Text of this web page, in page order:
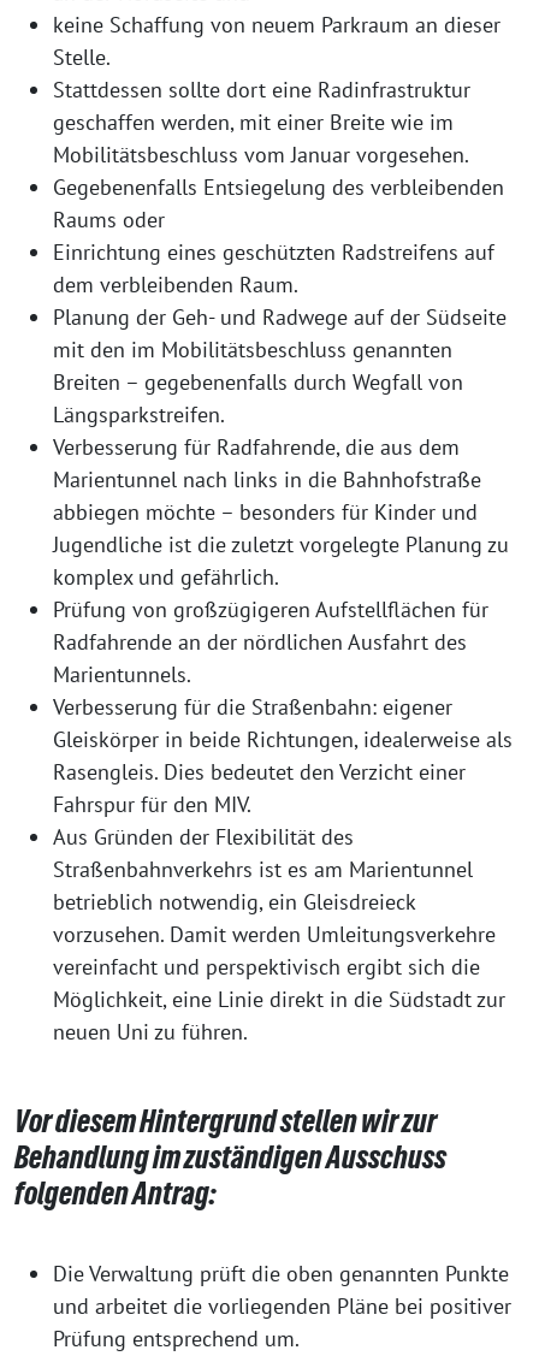
keine Schaffung von neuem Parkraum an dieser
Stelle.
Stattdessen sollte dort eine Radinfrastruktur
geschaffen werden, mit einer Breite wie im
Mobilitätsbeschluss vom Januar vorgesehen.
Gegebenenfalls Entsiegelung des verbleibenden
Raums oder
Einrichtung eines geschützten Radstreifens auf
dem verbleibenden Raum.
Planung der Geh- und Radwege auf der Südseite
mit den im Mobilitätsbeschluss genannten
Breiten – gegebenenfalls durch Wegfall von
Längsparkstreifen.
Verbesserung für Radfahrende, die aus dem
Marientunnel nach links in die Bahnhofstraße
abbiegen möchte – besonders für Kinder und
Jugendliche ist die zuletzt vorgelegte Planung zu
komplex und gefährlich.
Prüfung von großzügigeren Aufstellflächen für
Radfahrende an der nördlichen Ausfahrt des
Marientunnels.
Verbesserung für die Straßenbahn: eigener
Gleiskörper in beide Richtungen, idealerweise als
Rasengleis. Dies bedeutet den Verzicht einer
Fahrspur für den MIV.
Aus Gründen der Flexibilität des
Straßenbahnverkehrs ist es am Marientunnel
betrieblich notwendig, ein Gleisdreieck
vorzusehen. Damit werden Umleitungsverkehre
vereinfacht und perspektivisch ergibt sich die
Möglichkeit, eine Linie direkt in die Südstadt zur
neuen Uni zu führen.
Vor diesem Hintergrund stellen wir zur
Behandlung im zuständigen Ausschuss
folgenden Antrag:
Die Verwaltung prüft die oben genannten Punkte
und arbeitet die vorliegenden Pläne bei positiver
Prüfung entsprechend um.